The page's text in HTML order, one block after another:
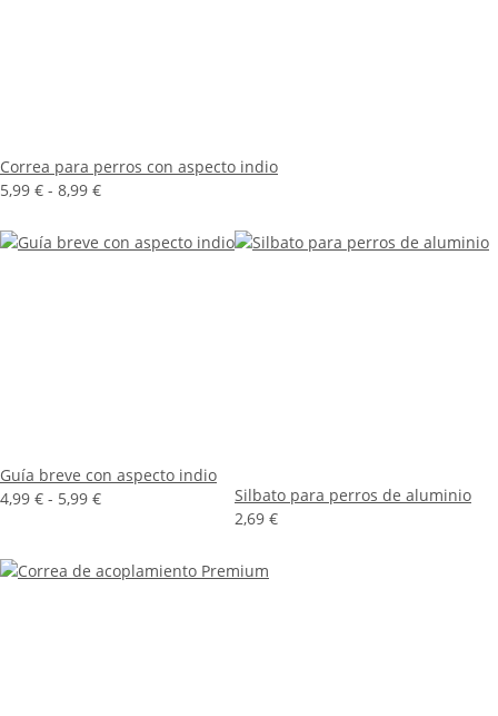
Correa para perros con aspecto indio
5,99 € - 8,99 €
Guía breve con aspecto indio
4,99 € - 5,99 €
Silbato para perros de aluminio
2,69 €